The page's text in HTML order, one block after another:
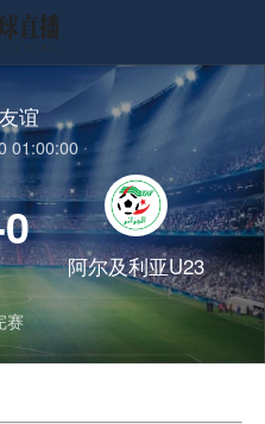
谊
01:00:00
阿尔及利亚U23
赛